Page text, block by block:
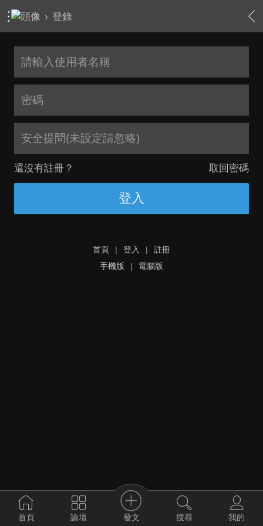
› 登錄
安全提問(未設定請忽略)
還沒有註冊？ 取回密碼
登入
首頁 | 登入 |
註冊
手機版
| 電腦版
首頁 論壇 發文 搜尋 我的